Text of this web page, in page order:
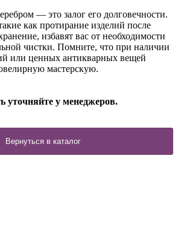
— это залог его долговечности.
как протирание изделий после
избавят вас от необходимости
чистки. Помните, что при наличии
или ценных антикварных вещей
мастерскую.
уточняйте у менеджеров.